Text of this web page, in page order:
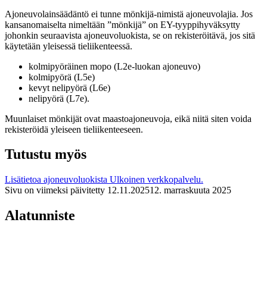
Ajoneuvolainsäädäntö ei tunne mönkijä-nimistä ajoneuvolajia. Jos
kansanomaiselta nimeltään ”mönkijä” on EY-tyyppihyväksytty
johonkin seuraavista ajoneuvoluokista, se on rekisteröitävä, jos sitä
käytetään yleisessä tieliikenteessä.
kolmipyöräinen mopo (L2e-luokan ajoneuvo)
kolmipyörä (L5e)
kevyt nelipyörä (L6e)
nelipyörä (L7e).
Muunlaiset mönkijät ovat maastoajoneuvoja, eikä niitä siten voida
rekisteröidä yleiseen tieliikenteeseen.
Tutustu myös
Lisätietoa ajoneuvoluokista Ulkoinen verkkopalvelu.
Sivu on viimeksi päivitetty 12.11.202512. marraskuuta 2025
Alatunniste